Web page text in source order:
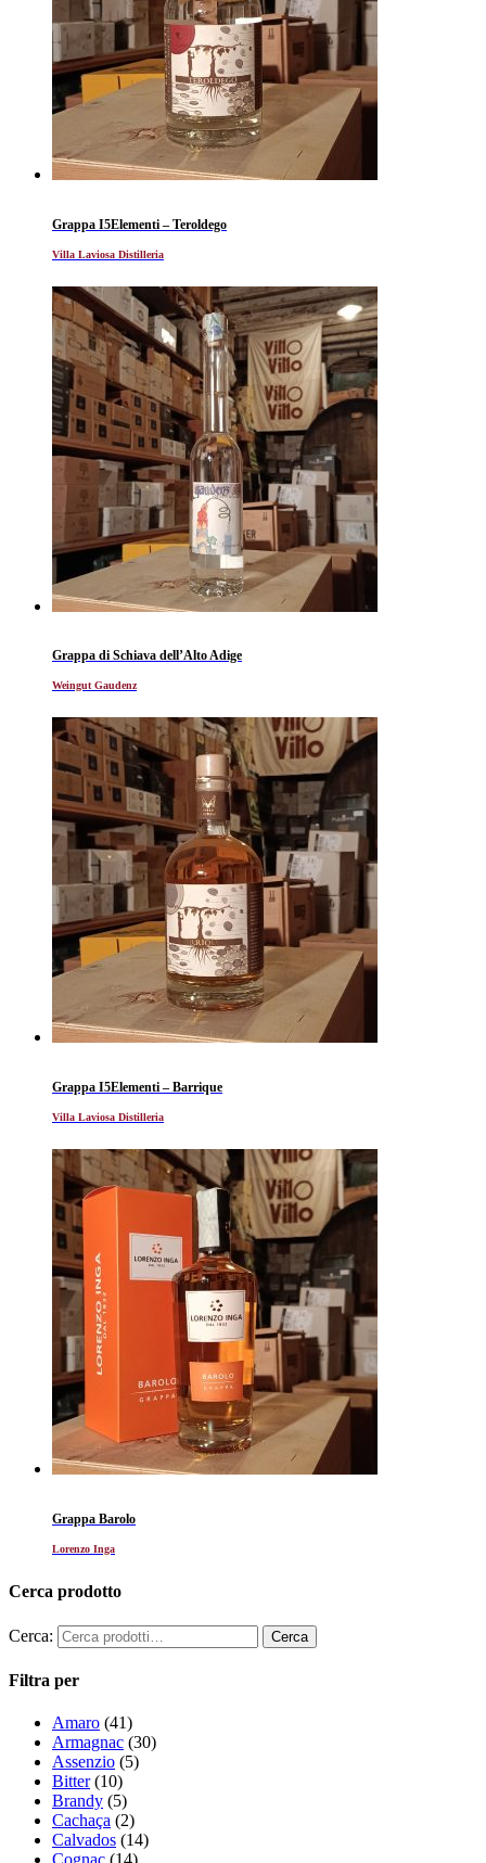
Grappa I5Elementi – Teroldego
Villa Laviosa Distilleria
Grappa di Schiava dell’Alto Adige
Weingut Gaudenz
Grappa I5Elementi – Barrique
Villa Laviosa Distilleria
Grappa Barolo
Lorenzo Inga
Cerca prodotto
Cerca:
Filtra per
Amaro (41)
Armagnac (30)
Assenzio (5)
Bitter (10)
Brandy (5)
Cachaça (2)
Calvados (14)